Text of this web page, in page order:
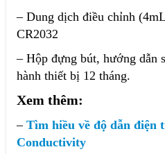
– Dung dịch điều chỉnh
CR2032
– Hộp đựng bút, hướng dẫn
hành thiết bị 12 tháng.
Xem thêm:
– Tìm hiều về độ dẫn điện
Conductivity